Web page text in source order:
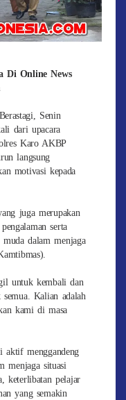
Di Online News
Senin
dari upacara
Karo AKBP
langsung
motivasi kepada
juga merupakan
serta
muda dalam menjaga
untuk kembali dan
Kalian adalah
kami di masa
aktif menggandeng
menjaga situasi
keterlibatan pelajar
yang semakin